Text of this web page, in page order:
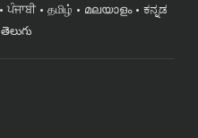
ਪੰਜਾਬੀ தமிழ் മലയാളം
ಕನ್ನಡ
తెలుగు